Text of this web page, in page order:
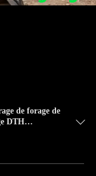
de forage de
DTH